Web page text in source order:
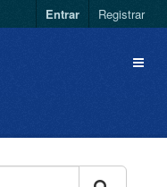
Entrar Registrar